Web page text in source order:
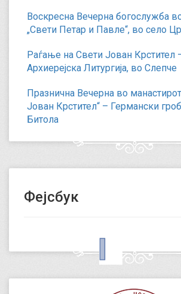
Воскресна Вечерна богослужба
„Свети Петар и Павле“, во село
Раѓање на Свети Јован Крстител
Архиерејска Литургија, во Слепче
Празнична Вечерна во
Јован Крстител“ – Германски
Битола
Фејсбук